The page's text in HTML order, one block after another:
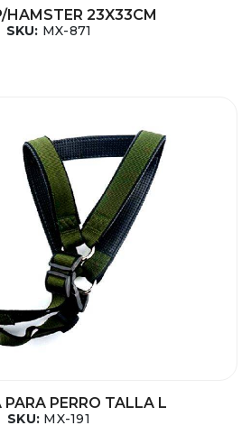
HAMSTER 23X33CM
SKU: MX-871
PARA PERRO TALLA L
SKU: MX-191